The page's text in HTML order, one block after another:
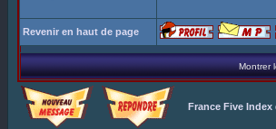
Revenir en haut de page
Montrer
France Five Index